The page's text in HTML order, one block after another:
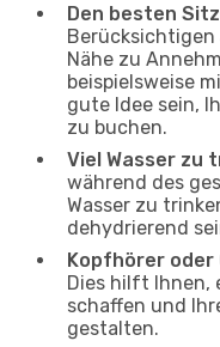
Den besten
Nähe zu
beispielsweise
gute Idee sein,
zu buchen.
Viel Wasser zu
während des
Wasser zu
dehydrierend
Kopfhörer oder
Dies hilft Ihnen,
schaffen und
gestalten.